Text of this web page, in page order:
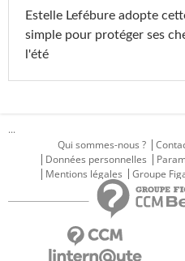
Estelle Lefébure adopte
simple pour protéger ses
l'été
...
Qui sommes-nous ?
Données personnelles
Mentions légales
Groupe